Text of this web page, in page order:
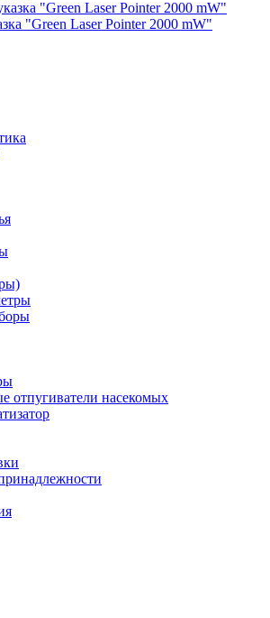
"Green Laser Pointer 2000 mW"
отпугиватели насекомых